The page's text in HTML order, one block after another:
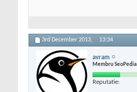
3rd December 2013, 13:34
avram
Membru SeoPedia
Reputatie: